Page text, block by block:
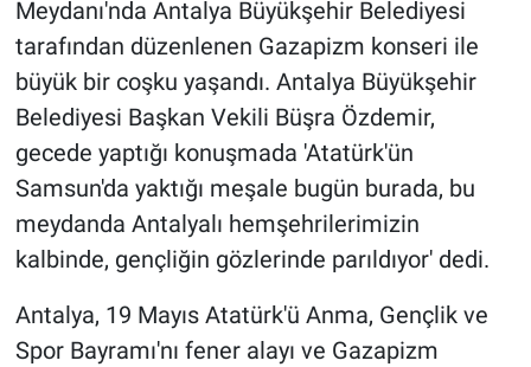
Meydanı'nda Antalya Büyükşehir Belediyesi
tarafından düzenlenen Gazapizm konseri ile
büyük bir coşku yaşandı. Antalya Büyükşehir
Belediyesi Başkan Vekili Büşra Özdemir,
gecede yaptığı konuşmada 'Atatürk'ün
Samsun'da yaktığı meşale bugün burada, bu
meydanda Antalyalı hemşehrilerimizin
kalbinde, gençliğin gözlerinde parıldıyor' dedi.
Antalya, 19 Mayıs Atatürk'ü Anma, Gençlik ve
Spor Bayramı'nı fener alayı ve Gazapizm